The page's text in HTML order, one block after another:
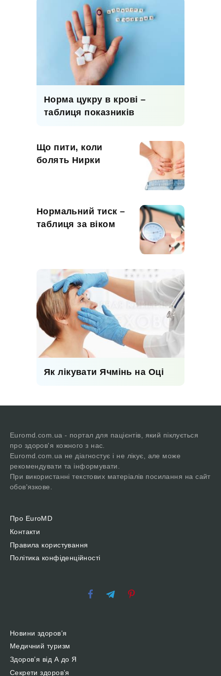
Норма цукру в крові –
таблиця показників
Що пити, коли
болять Нирки
Нормальний тиск –
таблиця за віком
Як лікувати Ячмінь на Оці
Euromd.com.ua - портал для пацієнтів, який піклується
про здоров'я кожного з нас.
Euromd.com.ua не діагностує і не лікує, але може
рекомендувати та інформувати.
При використанні текстових матеріалів посилання на сайт
обов'язкове.
Про EuroMD
Контакти
Правила користування
Політика конфіденційності
Новини здоров’я
Медичний туризм
Здоров’я від А до Я
Секрети здоров’я